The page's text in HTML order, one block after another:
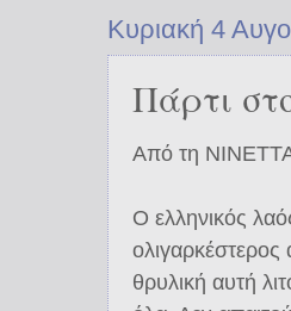
Κυριακή 4
Πάρτι
Από τη
Ο ελληνικός
θρυλική αυτή